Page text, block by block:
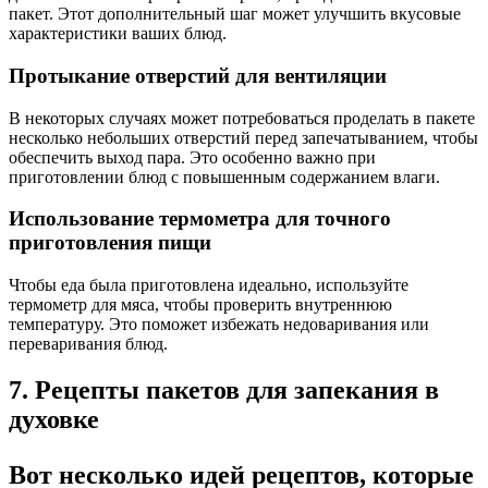
пакет. Этот дополнительный шаг может улучшить вкусовые
характеристики ваших блюд.
Протыкание отверстий для вентиляции
В некоторых случаях может потребоваться проделать в пакете
несколько небольших отверстий перед запечатыванием, чтобы
обеспечить выход пара. Это особенно важно при
приготовлении блюд с повышенным содержанием влаги.
Использование термометра для точного
приготовления пищи
Чтобы еда была приготовлена ​​идеально, используйте
термометр для мяса, чтобы проверить внутреннюю
температуру. Это поможет избежать недоваривания или
переваривания блюд.
7. Рецепты пакетов для запекания в
духовке
Вот несколько идей рецептов, которые